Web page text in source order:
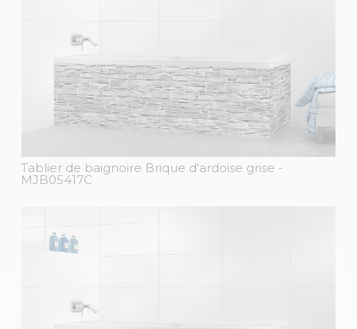
Tablier de baignoire Brique d'ardoise grise -
MJB05417C